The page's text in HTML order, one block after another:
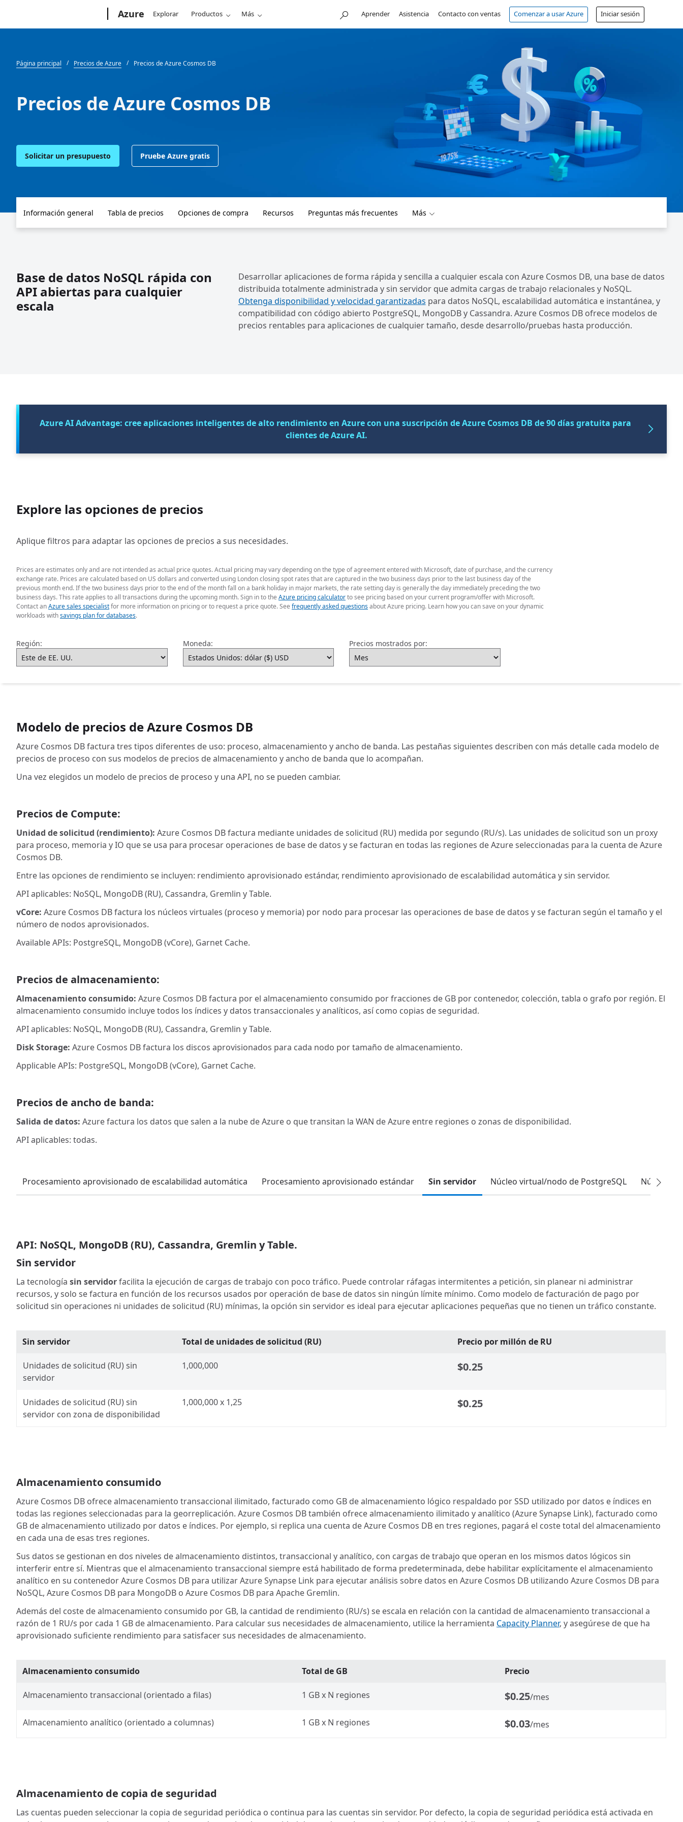
Azure Explorar Productos Más Aprender Asistencia Contacto con ventas Comenzar a usar Azure Iniciar sesión
Página principal Precios de Azure Precios de Azure Cosmos DB
Precios de Azure Cosmos DB
Solicitar un presupuesto Pruebe Azure gratis
Información general Tabla de precios Opciones de compra Recursos Preguntas más frecuentes Más
Base de datos NoSQL rápida con
API abiertas para cualquier
escala
Desarrollar aplicaciones de forma rápida y sencilla a cualquier escala con Azure Cosmos DB, una base de datos
distribuida totalmente administrada y sin servidor que admita cargas de trabajo relacionales y NoSQL.
Obtenga disponibilidad y velocidad garantizadas para datos NoSQL, escalabilidad automática e instantánea, y
compatibilidad con código abierto PostgreSQL, MongoDB y Cassandra. Azure Cosmos DB ofrece modelos de
precios rentables para aplicaciones de cualquier tamaño, desde desarrollo/pruebas hasta producción.
Azure AI Advantage: cree aplicaciones inteligentes de alto rendimiento en Azure con una suscripción de Azure Cosmos DB de 90 días gratuita para
clientes de Azure AI.
Explore las opciones de precios
Aplique filtros para adaptar las opciones de precios a sus necesidades.
Prices are estimates only and are not intended as actual price quotes. Actual pricing may vary depending on the type of agreement entered with Microsoft, date of purchase, and the currency
exchange rate. Prices are calculated based on US dollars and converted using London closing spot rates that are captured in the two business days prior to the last business day of the
previous month end. If the two business days prior to the end of the month fall on a bank holiday in major markets, the rate setting day is generally the day immediately preceding the two
business days. This rate applies to all transactions during the upcoming month. Sign in to the Azure pricing calculatorto see pricing based on your current program/offer with Microsoft.
Contact anAzure sales specialistfor more information on pricing or to request a price quote. See frequently asked questionsabout Azure pricing. Learn how you can save on your dynamic
workloads withsavings plan for databases.
Región: Moneda: Precios mostrados por:
Modelo de precios de Azure Cosmos DB
Azure Cosmos DB factura tres tipos diferentes de uso: proceso, almacenamiento y ancho de banda. Las pestañas siguientes describen con más detalle cada modelo de
precios de proceso con sus modelos de precios de almacenamiento y ancho de banda que lo acompañan.
Una vez elegidos un modelo de precios de proceso y una API, no se pueden cambiar.
Precios de Compute:
Unidad de solicitud (rendimiento): Azure Cosmos DB factura mediante unidades de solicitud (RU) medida por segundo (RU/s). Las unidades de solicitud son un proxy
para proceso, memoria y IO que se usa para procesar operaciones de base de datos y se facturan en todas las regiones de Azure seleccionadas para la cuenta de Azure
Cosmos DB.
Entre las opciones de rendimiento se incluyen: rendimiento aprovisionado estándar, rendimiento aprovisionado de escalabilidad automática y sin servidor.
API aplicables: NoSQL, MongoDB (RU), Cassandra, Gremlin y Table.
vCore: Azure Cosmos DB factura los núcleos virtuales (proceso y memoria) por nodo para procesar las operaciones de base de datos y se facturan según el tamaño y el
número de nodos aprovisionados.
Available APIs: PostgreSQL, MongoDB (vCore), Garnet Cache.
Precios de almacenamiento:
Almacenamiento consumido: Azure Cosmos DB factura por el almacenamiento consumido por fracciones de GB por contenedor, colección, tabla o grafo por región. El
almacenamiento consumido incluye todos los índices y datos transaccionales y analíticos, así como copias de seguridad.
API aplicables: NoSQL, MongoDB (RU), Cassandra, Gremlin y Table.
Disk Storage: Azure Cosmos DB factura los discos aprovisionados para cada nodo por tamaño de almacenamiento.
Applicable APIs: PostgreSQL, MongoDB (vCore), Garnet Cache.
Precios de ancho de banda:
Salida de datos: Azure factura los datos que salen a la nube de Azure o que transitan la WAN de Azure entre regiones o zonas de disponibilidad.
API aplicables: todas.
Procesamiento aprovisionado de escalabilidad automática Procesamiento aprovisionado estándar Sin servidor Núcleo virtual/nodo de PostgreSQL Núcleo
API: NoSQL, MongoDB (RU), Cassandra, Gremlin y Table.
Sin servidor
La tecnología sin servidorfacilita la ejecución de cargas de trabajo con poco tráfico. Puede controlar ráfagas intermitentes a petición, sin planear ni administrar
recursos, y solo se factura en función de los recursos usados por operación de base de datos sin ningún límite mínimo. Como modelo de facturación de pago por
solicitud sin operaciones ni unidades de solicitud (RU) mínimas, la opción sin servidor es ideal para ejecutar aplicaciones pequeñas que no tienen un tráfico constante.
Sin servidor Total de unidades de solicitud (RU) Precio por millón de RU
Unidades de solicitud (RU) sin
servidor
1,000,000 $0.25
Unidades de solicitud (RU) sin
servidor con zona de disponibilidad
1,000,000 x 1,25 $0.25
Almacenamiento consumido
Azure Cosmos DB ofrece almacenamiento transaccional ilimitado, facturado como GB de almacenamiento lógico respaldado por SSD utilizado por datos e índices en
todas las regiones seleccionadas para la georreplicación. Azure Cosmos DB también ofrece almacenamiento ilimitado y analítico (Azure Synapse Link), facturado como
GB de almacenamiento utilizado por datos e índices. Por ejemplo, si replica una cuenta de Azure Cosmos DB en tres regiones, pagará el coste total del almacenamiento
en cada una de esas tres regiones.
Sus datos se gestionan en dos niveles de almacenamiento distintos, transaccional y analítico, con cargas de trabajo que operan en los mismos datos lógicos sin
interferir entre sí. Mientras que el almacenamiento transaccional siempre está habilitado de forma predeterminada, debe habilitar explícitamente el almacenamiento
analítico en su contenedor Azure Cosmos DB para utilizar Azure Synapse Link para ejecutar análisis sobre datos en Azure Cosmos DB utilizando Azure Cosmos DB para
NoSQL, Azure Cosmos DB para MongoDB o Azure Cosmos DB para Apache Gremlin.
Además del coste de almacenamiento consumido por GB, la cantidad de rendimiento (RU/s) se escala en relación con la cantidad de almacenamiento transaccional a
razón de 1 RU/s por cada 1 GB de almacenamiento. Para calcular sus necesidades de almacenamiento, utilice la herramienta Capacity Planner, y asegúrese de que ha
aprovisionado suficiente rendimiento para satisfacer sus necesidades de almacenamiento.
Almacenamiento consumido Total de GB Precio
Almacenamiento transaccional (orientado a filas) 1 GB x N regiones $0.25/mes
Almacenamiento analítico (orientado a columnas) 1 GB x N regiones $0.03/mes
Almacenamiento de copia de seguridad
Las cuentas pueden seleccionar la copia de seguridad periódica o continua para las cuentas sin servidor. Por defecto, la copia de seguridad periódica está activada en